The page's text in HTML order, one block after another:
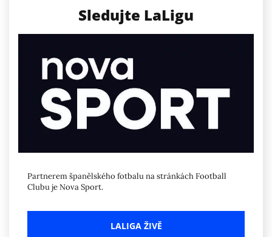
Sledujte LaLigu
Partnerem španělského fotbalu na stránkách Football
Clubu je Nova Sport.
LALIGA ŽIVĚ